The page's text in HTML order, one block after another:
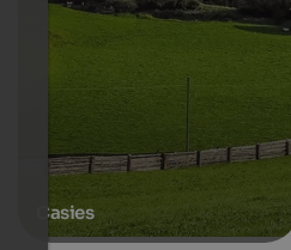
Casies